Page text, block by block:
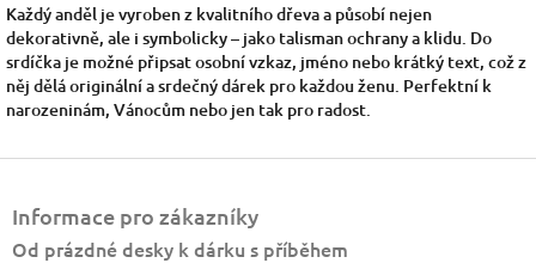
Každý anděl je vyroben z kvalitního dřeva a působí nejen
dekorativně, ale i symbolicky – jako talisman ochrany a klidu. Do
srdíčka je možné připsat osobní vzkaz, jméno nebo krátký text, což z
něj dělá originální a srdečný dárek pro každou ženu. Perfektní k
narozeninám, Vánocům nebo jen tak pro radost.
Informace pro zákazníky
Od prázdné desky k dárku s příběhem